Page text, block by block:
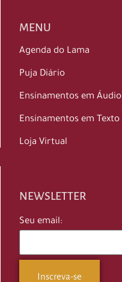
MENU
Agenda do Lama
Puja Diário
Ensinamentos em Áudio
Ensinamentos em Texto
Loja Virtual
NEWSLETTER
Seu email: